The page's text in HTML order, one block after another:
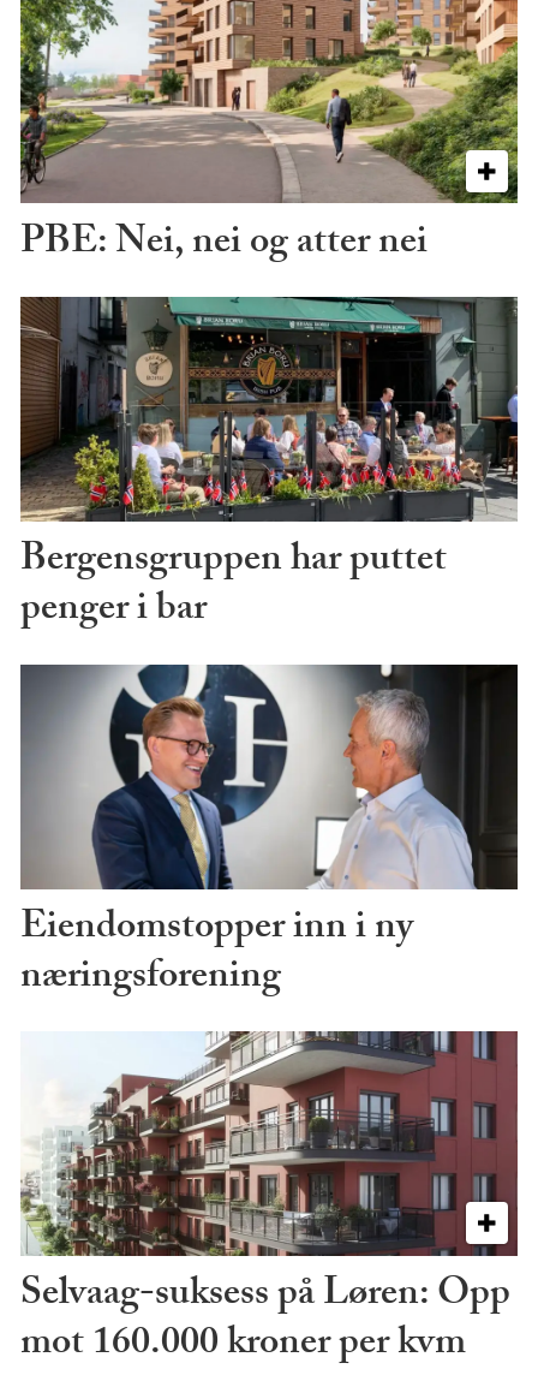
PBE: Nei, nei og atter nei
Bergensgruppen har puttet
penger i bar
Eiendomstopper inn i ny
næringsforening
Selvaag-suksess på Løren: Opp
mot 160.000 kroner per kvm